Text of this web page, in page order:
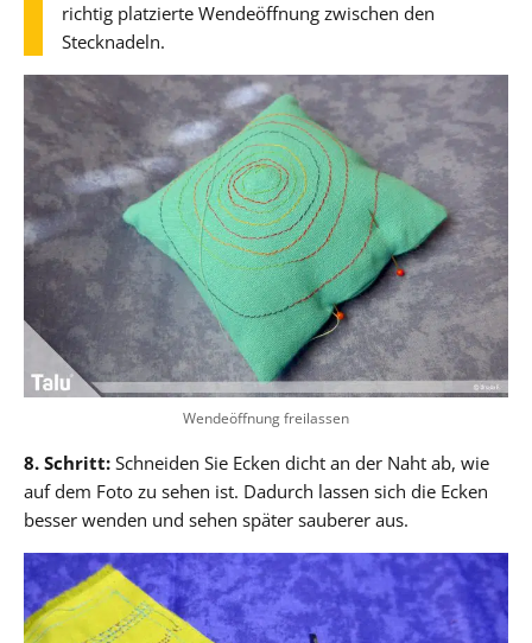
richtig platzierte Wendeöffnung zwischen den
Stecknadeln.
Wendeöffnung freilassen
8. Schritt: Schneiden Sie Ecken dicht an der Naht ab, wie
auf dem Foto zu sehen ist. Dadurch lassen sich die Ecken
besser wenden und sehen später sauberer aus.